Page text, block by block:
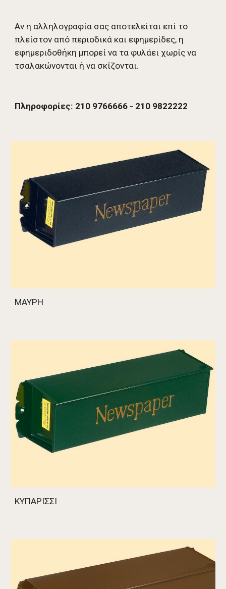
Αν η αλληλογραφία σας αποτελείται επί το
πλείστον από περιοδικά και εφημερίδες, η
εφημεριδοθήκη μπορεί να τα φυλάει χωρίς να
τσαλακώνονται ή να σκίζονται.
Πληροφορίες: 210 9766666 - 210 9822222
ΜΑΥΡΗ
ΚΥΠΑΡΙΣΣΙ